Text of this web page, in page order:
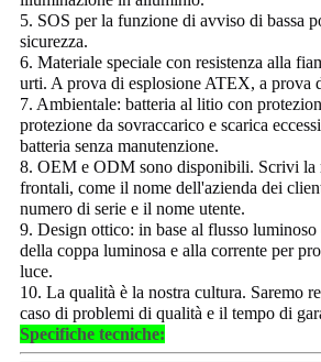
5. SOS per la funzione di avviso di bassa
sicurezza.
6. Materiale speciale con resistenza alla
urti. A prova di esplosione ATEX, a prova
7. Ambientale: batteria al litio con
protezione da sovraccarico e scarica
batteria senza manutenzione.
8. OEM e ODM sono disponibili. Scrivi la
frontali, come il nome dell'azienda dei
numero di serie e il nome utente.
9. Design ottico: in base al flusso
della coppa luminosa e alla corrente per
luce.
10. La qualità è la nostra cultura. Saremo
caso di problemi di qualità e il tempo di
Specifiche tecniche: